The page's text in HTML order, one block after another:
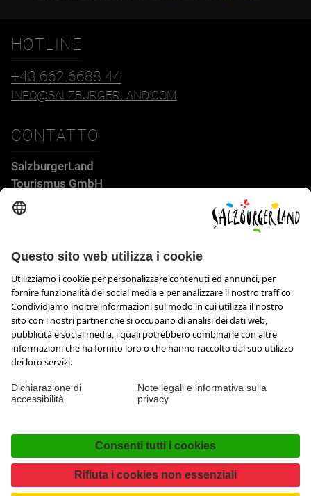
HOTLINE
+43 662 6688 44
INFO@SALZBURGERLAND.COM
CONTATTO
SalzburgerLand
Tourismus GmbH
Wiener Bundesstraße 23
info@salzburgerland.com
APERTURA
Siamo lieti di ricevere la tua richiesta
Siamo a tua disposizione da lunedì a giovedì dalle ore 8 alle
Dichiarazione di accessibilità Press